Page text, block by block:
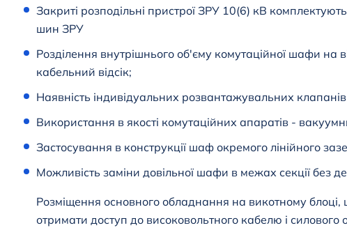
Закриті розподільні пристрої ЗРУ 10(6) кВ
шин ЗРУ
Розділення внутрішнього об'єму комутаційної шафи на
кабельний відсік;
Наявність індивідуальних розвантажувальних
Використання в якості комутаційних апаратів -
Застосування в конструкції шаф окремого лінійного
Можливість заміни довільної шафи в межах секції без
Розміщення основного обладнання на викотному
отримати доступ до високовольтного кабелю і силового